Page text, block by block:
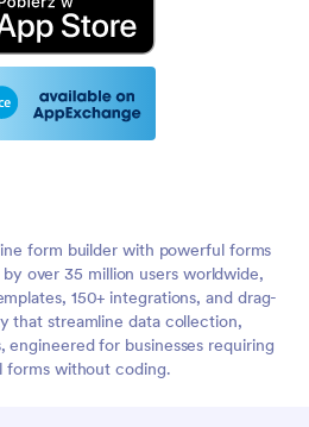
form builder with powerful forms
over 35 million users worldwide,
150+ integrations, and drag-
that streamline data collection,
engineered for businesses requiring
forms without coding.